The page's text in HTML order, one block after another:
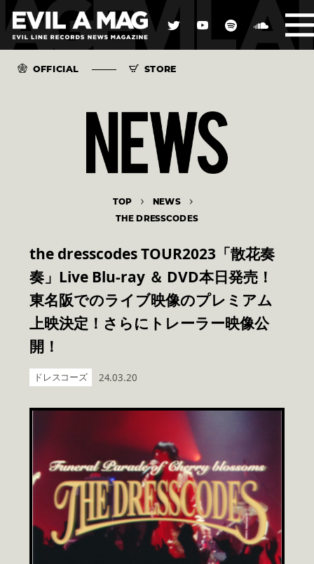
OFFICIAL STORE
TOP NEWS
THE DRESSCODES
the dresscodes TOUR2023「散花奏
奏」Live Blu-ray ＆ DVD本日発売！
東名阪でのライブ映像のプレミアム
上映決定！さらにトレーラー映像公
開！
ドレスコーズ 24.03.20